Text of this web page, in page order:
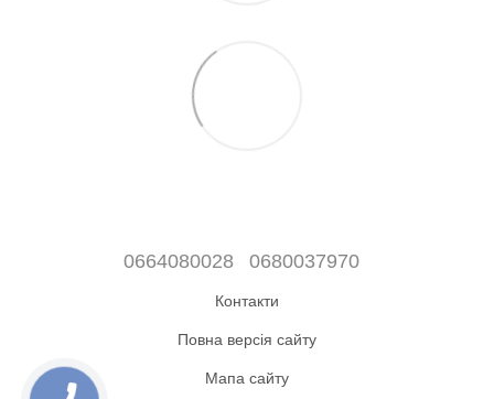
0664080028 0680037970
Контакти
Повна версія сайту
Мапа сайту